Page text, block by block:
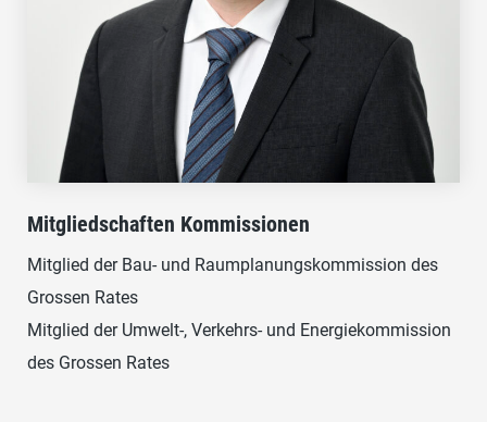
Mitgliedschaften Kommissionen
Mitglied der Bau- und Raumplanungskommission des
Grossen Rates
Mitglied der Umwelt-, Verkehrs- und Energiekommission
des Grossen Rates